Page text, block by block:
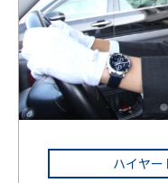
ハイヤー